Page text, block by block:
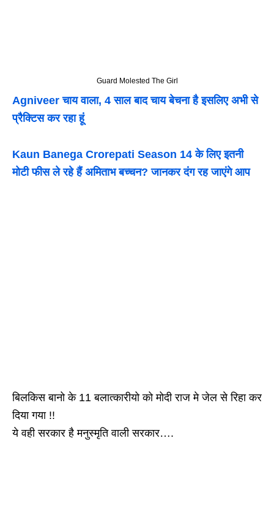
Guard Molested The Girl
Agniveer चाय वाला, 4 साल बाद चाय बेचना है इसलिए अभी से
प्रैक्टिस कर रहा हूं
Kaun Banega Crorepati Season 14 के लिए इतनी
मोटी फीस ले रहे हैं अमिताभ बच्चन? जानकर दंग रह जाएंगे आप
बिलकिस बानो के 11 बलात्कारीयो को मोदी राज मे जेल से रिहा कर
दिया गया !!
ये वही सरकार है मनुस्मृति वाली सरकार….